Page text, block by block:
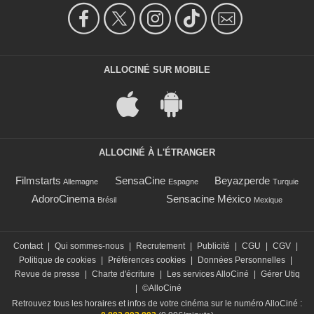
ALLOCINÉ SUR MOBILE
ALLOCINÉ À L'ÉTRANGER
Filmstarts Allemagne SensaCine Espagne Beyazperde Turquie
AdoroCinema Brésil Sensacine México Mexique
Contact | Qui sommes-nous | Recrutement | Publicité | CGU | CGV |
Politique de cookies | Préférences cookies | Données Personnelles |
Revue de presse
| Charte d'écriture | Les services AlloCiné | Gérer Utiq
| ©AlloCiné
Retrouvez tous les horaires et infos de votre cinéma sur le numéro AlloCiné :